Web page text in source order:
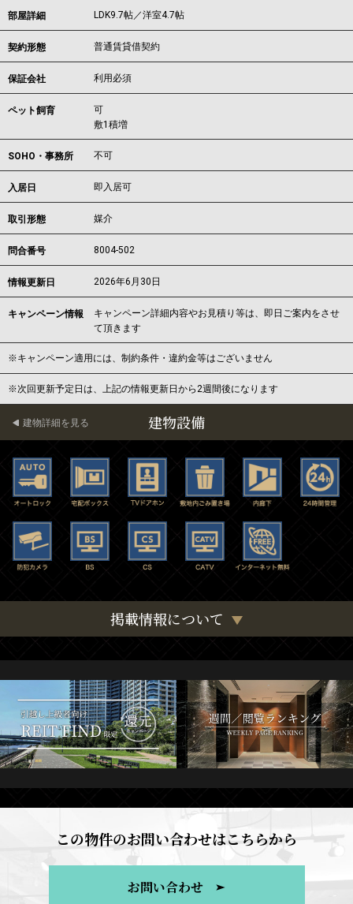
部屋詳細 LDK9.7帖／洋室4.7帖
契約形態 普通賃貸借契約
保証会社 利用必須
ペット飼育
可
敷1積増
SOHO・事務所 不可
入居日 即入居可
取引形態 媒介
問合番号 8004-502
情報更新日 2026年6月30日
キャンペーン情報
キャンペーン詳細内容やお見積り等は、即日ご案内をさせ
て頂きます
※キャンペーン適用には、制約条件・違約金等はございません
※次回更新予定日は、上記の情報更新日から2週間後になります
建物設備
建物詳細を見る
掲載情報について
この物件のお問い合わせはこちらから
お問い合わせ